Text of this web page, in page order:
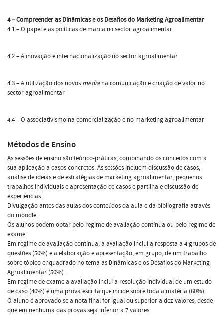
4 – Compreender as Dinâmicas e os Desafios do Marketing Agroalimentar
4.1 – O papel e as políticas de marca no sector agroalimentar
4.2 – A inovação e internacionalização no sector agroalimentar
4.3 – A utilização dos novos media na comunicação e criação de valor no
sector agroalimentar
4.4 – O associativismo na comercialização e no marketing agroalimentar
Métodos de Ensino
As sessões de ensino são teórico-práticas, combinando os conceitos com a
sua aplicação a casos concretos. As sessões incluem discussão de casos,
análise de ideias e de estratégias de marketing agroalimentar, pequenos
trabalhos individuais e apresentação de casos e partilha e discussão de
experiências.
Divulgação antes das aulas dos conteúdos da aula e da bibliografia através
do moodle.
Os alunos podem optar pelo regime de avaliação contínua ou pelo regime de
exame.
Em regime de avaliação contínua, a avaliação inclui a resposta a 4 grupos de
questões (50%) e a elaboração e apresentação, em grupo, de um trabalho
sobre tópico enquadrado no tema as Dinâmicas e os Desafios do Marketing
Agroalimentar (50%).
Em regime de exame a avaliação inclui a resolução individual de um estudo
de caso (40%) e uma prova escrita que incide sobre toda a matéria (60%)
O aluno é aprovado se a nota final for igual ou superior a dez valores, desde
que em nenhuma das provas seja inferior a 7 valores